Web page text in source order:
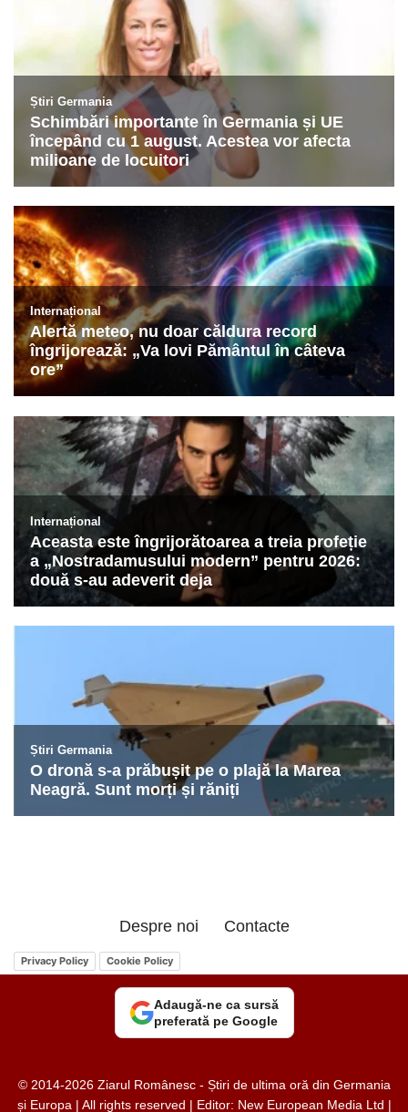
Despre noi Contacte
Privacy Policy Cookie Policy
Adaugă-ne ca sursă
preferată pe Google
© 2014-2026 Ziarul Românesc - Știri de ultima oră din Germania
și Europa | All rights reserved | Editor: New European Media Ltd |